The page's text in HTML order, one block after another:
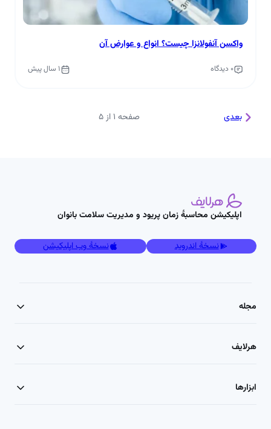
واکسن آنفولانزا چیست؟ انواع و عوارض آن
0 دیدگاه 1 سال پیش
بعدی صفحه 1 از 5
اپلیکیشن محاسبۀ زمان پریود و مدیریت سلامت بانوان
مجله
هرلایف
ابزارها
نسخۀ اندروید نسخۀ وب اپلیکیشن